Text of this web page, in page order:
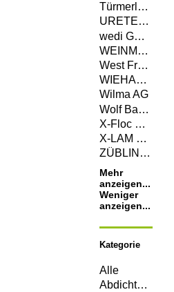
Türmerleim GmbH
URETEK Deutschland GmbH
wedi GmbH
WEINMANN Holzbausystemtechnik GmbH
West Fraser Timber Co. Ltd.
WIEHAG Holding GmbH
Wilma AG
Wolf Bavaria GmbH
X-Floc Dämmtechnik-Maschinen GmbH
X-LAM DOLOMITI S.R.L.
ZÜBLIN Timber GmbH
Mehr
anzeigen...
Weniger
anzeigen...
Kategorie
Alle
Abdichtungen